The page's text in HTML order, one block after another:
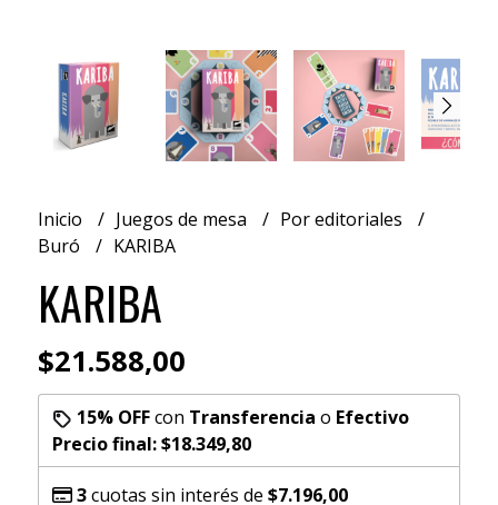
Inicio Juegos de mesa
Por editoriales
Buró
KARIBA
KARIBA
$21.588,00
15% OFFcon Transferencia o Efectivo
Precio final:$18.349,80
3cuotas sin interés de $7.196,00